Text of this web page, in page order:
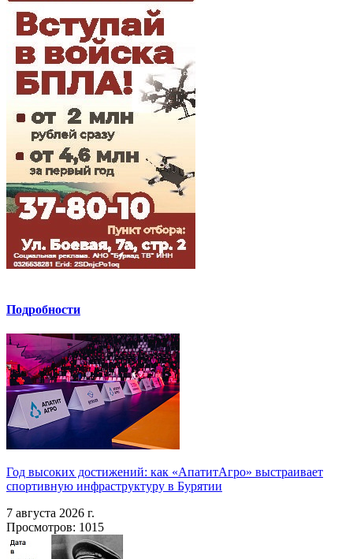
Подробности
Год высоких достижений: как «АпатитАгро» выстраивает
спортивную инфраструктуру в Бурятии
7 августа 2026 г.
Просмотров: 1015